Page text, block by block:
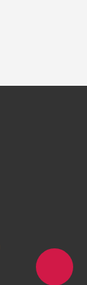
Compartir